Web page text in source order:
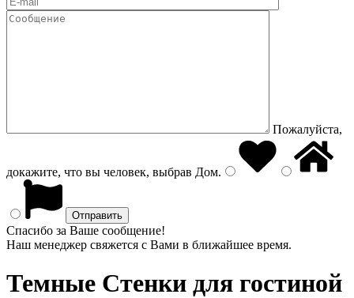
Пожалуйста,
докажите, что вы человек, выбрав Дом.
Спасибо за Ваше сообщение!
Наш менеджер свяжется с Вами в ближайшее время.
Темные Стенки для гостиной